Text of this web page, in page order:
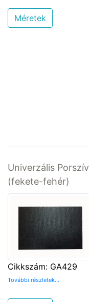
Méretek
Univerzális
(fekete-fehér)
Cikkszám: GA429
További részletek...